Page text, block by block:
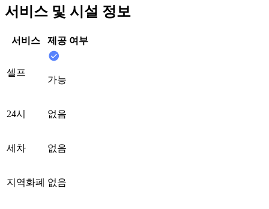
서비스 및 시설 정보
서비스 제공 여부
셀프
가능
24시 없음
세차 없음
지역화폐 없음